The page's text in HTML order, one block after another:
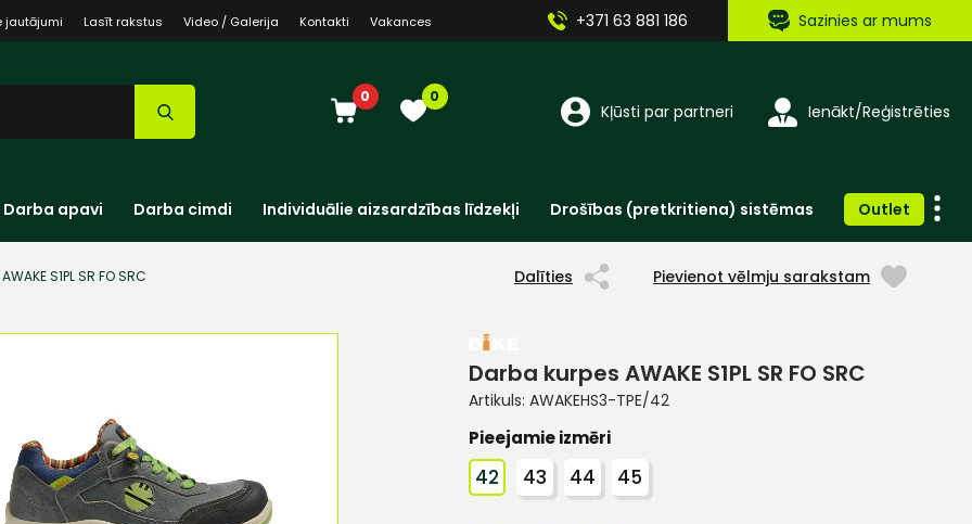
jautājumi Lasīt rakstus Video / Galerija Kontakti Vakances +371 63 881 186 Sazinies ar mums
0 0
Kļūsti par partneri Ienākt/Reģistrēties
Darba apavi Darba cimdi Individuālie aizsardzības līdzekļi Drošības (pretkritiena) sistēmas Outlet
S1PL SR FO SRC Dalīties Pievienot vēlmju sarakstam
Darba kurpes AWAKE S1PL SR FO SRC
Artikuls: AWAKEHS3-TPE/42
Pieejamie izmēri
42 43 44 45